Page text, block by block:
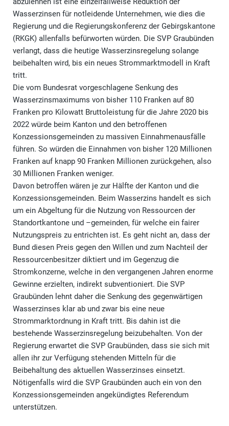
Wasserzinsen für notleidende Unternehmen, wie dies die
Regierung und die Regierungskonferenz der Gebirgskantone
(RKGK) allenfalls befürworten würden. Die SVP Graubünden
verlangt, dass die heutige Wasserzinsregelung solange
beibehalten wird, bis ein neues Strommarktmodell in Kraft
tritt.
Die vom Bundesrat vorgeschlagene Senkung des
Wasserzinsmaximums von bisher 110 Franken auf 80
Franken pro Kilowatt Bruttoleistung für die Jahre 2020 bis
2022 würde beim Kanton und den betroffenen
Konzessionsgemeinden zu massiven Einnahmenausfälle
führen. So würden die Einnahmen von bisher 120 Millionen
Franken auf knapp 90 Franken Millionen zurückgehen, also
30 Millionen Franken weniger.
Davon betroffen wären je zur Hälfte der Kanton und die
Konzessionsgemeinden. Beim Wasserzins handelt es sich
um ein Abgeltung für die Nutzung von Ressourcen der
Standortkantone und –gemeinden, für welche ein fairer
Nutzungspreis zu entrichten ist. Es geht nicht an, dass der
Bund diesen Preis gegen den Willen und zum Nachteil der
Ressourcenbesitzer diktiert und im Gegenzug die
Stromkonzerne, welche in den vergangenen Jahren enorme
Gewinne erzielten, indirekt subventioniert. Die SVP
Graubünden lehnt daher die Senkung des gegenwärtigen
Wasserzinses klar ab und zwar bis eine neue
Strommarktordnung in Kraft tritt. Bis dahin ist die
bestehende Wasserzinsregelung beizubehalten. Von der
Regierung erwartet die SVP Graubünden, dass sie sich mit
allen ihr zur Verfügung stehenden Mitteln für die
Beibehaltung des aktuellen Wasserzinses einsetzt.
Nötigenfalls wird die SVP Graubünden auch ein von den
Konzessionsgemeinden angekündigtes Referendum
unterstützen.